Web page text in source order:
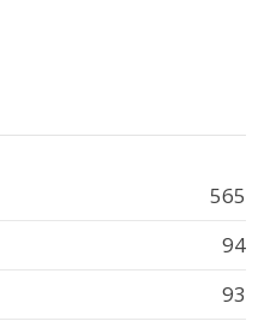
565
94
93